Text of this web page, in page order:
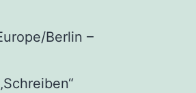
Berlin –